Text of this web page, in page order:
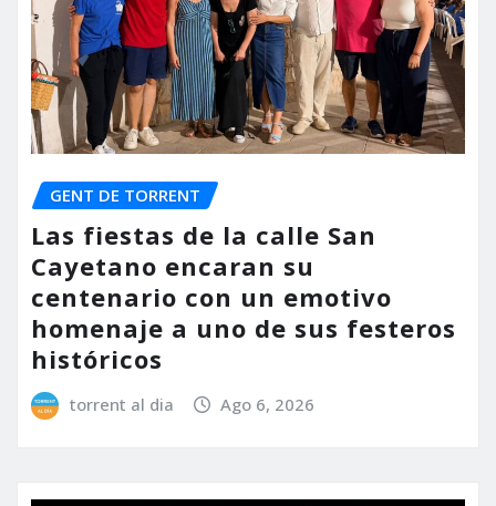
GENT DE TORRENT
Las fiestas de la calle San
Cayetano encaran su
centenario con un emotivo
homenaje a uno de sus festeros
históricos
torrent al dia Ago 6, 2026